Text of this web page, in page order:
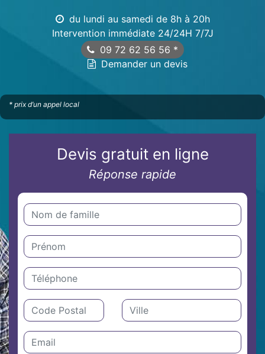
du lundi au samedi de 8h à 20h
Intervention immédiate 24/24H 7/7J
09 72 62 56 56 *
Demander un devis
* prix d’un appel local
Devis gratuit en ligne
Réponse rapide